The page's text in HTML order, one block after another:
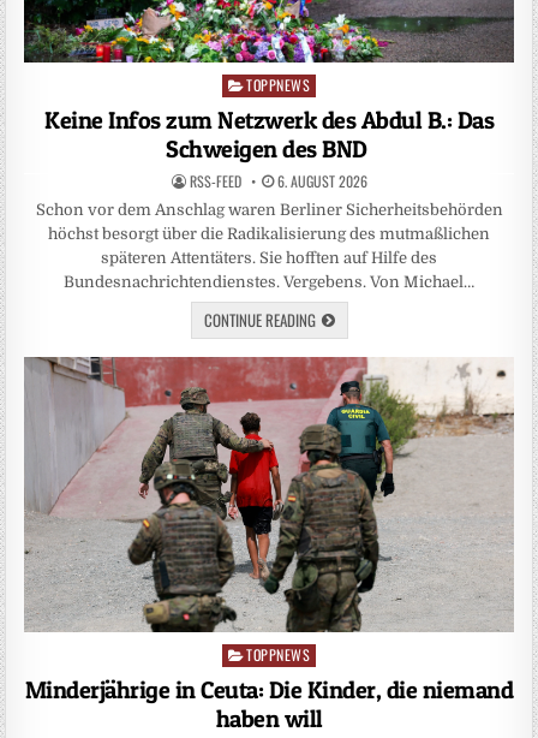
Posted
in
TOPPNEWS
Keine Infos zum Netzwerk des Abdul B.: Das
Schweigen des BND
RSS-FEED 6. AUGUST 2026
Schon vor dem Anschlag waren Berliner Sicherheitsbehörden
höchst besorgt über die Radikalisierung des mutmaßlichen
späteren Attentäters. Sie hofften auf Hilfe des
Bundesnachrichtendienstes. Vergebens. Von Michael…
CONTINUE READING
Posted
TOPPNEWS
Minderjährige in Ceuta: Die Kinder, die niemand
haben will